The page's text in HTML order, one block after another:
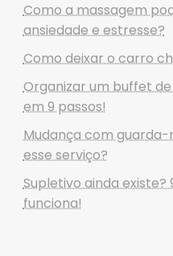
Como a massagem
ansiedade e estresse?
Como deixar o carro
Organizar um buffet
em 9 passos!
Mudança com guarda-
esse serviço?
Supletivo ainda
funciona!